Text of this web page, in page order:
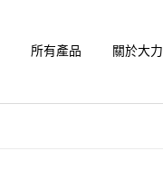
所有產品 關於大力